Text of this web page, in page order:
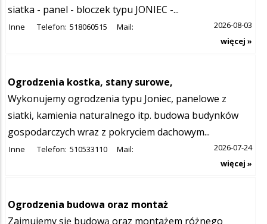
siatka - panel - bloczek typu JONIEC -...
Inne Telefon: 518060515 Mail:
2026-08-03
więcej »
Ogrodzenia kostka, stany surowe,
Wykonujemy ogrodzenia typu Joniec, panelowe z
siatki, kamienia naturalnego itp. budowa budynków
gospodarczych wraz z pokryciem dachowym...
Inne Telefon: 510533110 Mail:
2026-07-24
więcej »
Ogrodzenia budowa oraz montaż
Zajmujemy się budową oraz montażem różnego